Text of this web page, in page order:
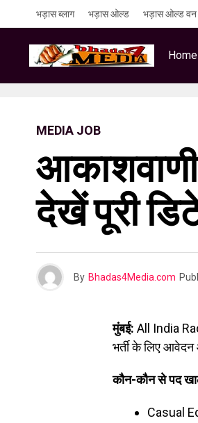
भड़ास ब्लाग भड़ास ओल्ड भड़ास ओल्ड वन
Home
MEDIA JOB
आकाशवाणी
देखें पूरी
By Bhadas4Media.com
मुंबई: All India
भर्ती के लिए
कौन-कौन से पद
Casual